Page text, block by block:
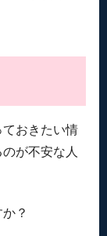
ておきたい情
が不安な人
？